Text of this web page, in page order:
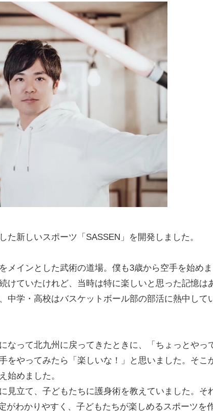
た新しいスポーツ「SASSEN」を開発しました。
メインとした武術の道場。僕も3歳から空手を始めま
けていたけれど、当時は特に楽しいと思った記憶は
中学・高校はバスケットボール部の部活に熱中して
なって北九州に戻ってきたときに、「ちょっとやっ
をやってみたら「楽しいな！」と思いました。そこ
始めました。
見立て、子どもたちに護身術を教えていました。そ
がわかりやすく、子どもたちが楽しめるスポーツを